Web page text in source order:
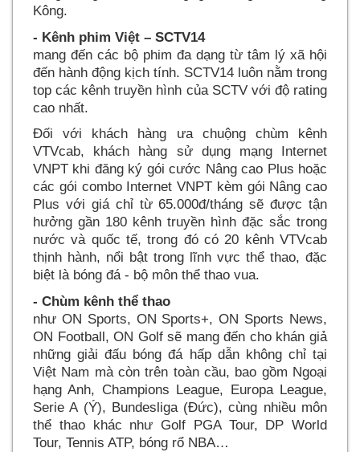
Kông.
- Kênh phim Việt – SCTV14
mang đến các bộ phim đa dạng từ tâm lý xã hội
đến hành động kịch tính. SCTV14 luôn nằm trong
top các kênh truyền hình của SCTV với độ rating
cao nhất.
Đối với khách hàng ưa chuộng chùm kênh
VTVcab, khách hàng sử dụng mạng Internet
VNPT khi đăng ký gói cước Nâng cao Plus hoặc
các gói combo Internet VNPT kèm gói Nâng cao
Plus với giá chỉ từ 65.000đ/tháng sẽ được tận
hưởng gần 180 kênh truyền hình đặc sắc trong
nước và quốc tế, trong đó có 20 kênh VTVcab
thịnh hành, nổi bật trong lĩnh vực thể thao, đặc
biệt là bóng đá - bộ môn thể thao vua.
- Chùm kênh thể thao
như ON Sports, ON Sports+, ON Sports News,
ON Football, ON Golf sẽ mang đến cho khán giả
những giải đấu bóng đá hấp dẫn không chỉ tại
Việt Nam mà còn trên toàn cầu, bao gồm Ngoại
hạng Anh, Champions League, Europa League,
Serie A (Ý), Bundesliga (Đức), cùng nhiều môn
thể thao khác như Golf PGA Tour, DP World
Tour, Tennis ATP, bóng rổ NBA